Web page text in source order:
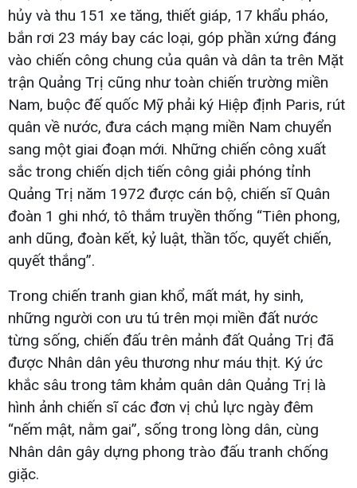
hủy và thu 151 xe tăng, thiết giáp, 17 khẩu pháo,
bắn rơi 23 máy bay các loại, góp phần xứng đáng
vào chiến công chung của quân và dân ta trên Mặt
trận Quảng Trị cũng như toàn chiến trường miền
Nam, buộc đế quốc Mỹ phải ký Hiệp định Paris, rút
quân về nước, đưa cách mạng miền Nam chuyển
sang một giai đoạn mới. Những chiến công xuất
sắc trong chiến dịch tiến công giải phóng tỉnh
Quảng Trị năm 1972 được cán bộ, chiến sĩ Quân
đoàn 1 ghi nhớ, tô thắm truyền thống “Tiên phong,
anh dũng, đoàn kết, kỷ luật, thần tốc, quyết chiến,
quyết thắng”.
Trong chiến tranh gian khổ, mất mát, hy sinh,
những người con ưu tú trên mọi miền đất nước
từng sống, chiến đấu trên mảnh đất Quảng Trị đã
được Nhân dân yêu thương như máu thịt. Ký ức
khắc sâu trong tâm khảm quân dân Quảng Trị là
hình ảnh chiến sĩ các đơn vị chủ lực ngày đêm
“nếm mật, nằm gai”, sống trong lòng dân, cùng
Nhân dân gây dựng phong trào đấu tranh chống
giặc.